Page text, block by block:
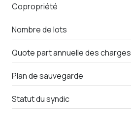
cellier
chambre
chambre
Placards
Dégagement
Copropriété
Nombre de lots
Quote part annuelle des charges
Plan de sauvegarde
Statut du syndic